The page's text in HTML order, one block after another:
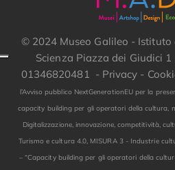
© 2024 Museo Galileo - Istituto
Scienza Piazza dei Giudici 1
01346820481 - Privacy -
l’Avviso pubblico NextGenerationEU per la
capacity building per gli operatori della cultura,
Digitalizzazione, innovazione, competitività,
Turismo e cultura 4.0, MISURA 3 - Industrie
– “Capacity building per gli operatori della